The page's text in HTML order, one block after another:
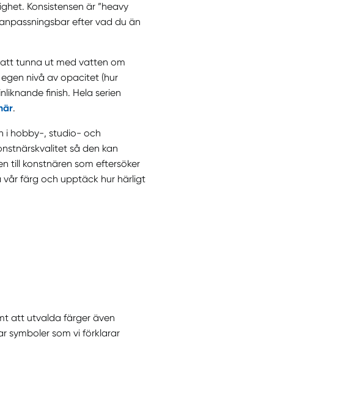
Konsistensen är ”heavy
efter vad du än
tunna ut med vatten om
nivå av opacitet (hur
finish. Hela serien
.
i hobby-, studio- och
så den kan
till konstnären som eftersöker
vår färg och upptäck hur härligt
att utvalda färger även
symboler som vi förklarar